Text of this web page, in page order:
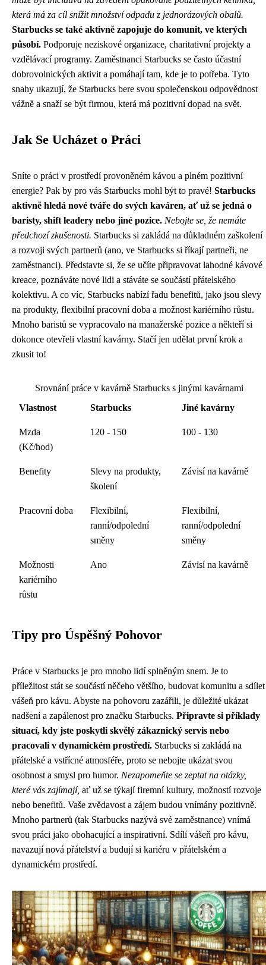
která má za cíl snížit množství odpadu z jednorázových obalů.
Starbucks se také aktivně zapojuje do komunit, ve kterých
působí. Podporuje neziskové organizace, charitativní projekty a
vzdělávací programy. Zaměstnanci Starbucks se často účastní
dobrovolnických aktivit a pomáhají tam, kde je to potřeba. Tyto
snahy ukazují, že Starbucks bere svou společenskou odpovědnost
vážně a snaží se být firmou, která má pozitivní dopad na svět.
Jak Se Ucházet o Práci
Sníte o práci v prostředí provoněném kávou a plném pozitivní
energie? Pak by pro vás Starbucks mohl být to pravé! Starbucks
aktivně hledá nové tváře do svých kaváren, ať už se jedná o
baristy, shift leadery nebo jiné pozice. Nebojte se, že nemáte
předchozí zkušenosti. Starbucks si zakládá na důkladném zaškolení
a rozvoji svých partnerů (ano, ve Starbucks si říkají partneři, ne
zaměstnanci). Představte si, že se učíte připravovat lahodné kávové
kreace, poznáváte nové lidi a stáváte se součástí přátelského
kolektivu. A co víc, Starbucks nabízí řadu benefitů, jako jsou slevy
na produkty, flexibilní pracovní doba a možnost kariérního růstu.
Mnoho baristů se vypracovalo na manažerské pozice a někteří si
dokonce otevřeli vlastní kavárny. Stačí jen udělat první krok a
zkusit to!
Srovnání práce v kavárně Starbucks s jinými kavárnami
Vlastnost
Starbucks Jiné kavárny
Mzda
(Kč/hod)
120 - 150 100 - 130
Benefity
Slevy na produkty,
školení
Závisí na kavárně
Pracovní doba
Flexibilní,
ranní/odpolední
směny
Flexibilní,
ranní/odpolední
směny
Možnosti
kariérního
růstu
Ano Závisí na kavárně
Tipy pro Úspěšný Pohovor
Práce v Starbucks je pro mnoho lidí splněným snem. Je to
příležitost stát se součástí něčeho většího, budovat komunitu a sdílet
vášeň pro kávu. Abyste na pohovoru zazářili, je důležité ukázat
nadšení a zapálenost pro značku Starbucks. Připravte si příklady
situací, kdy jste poskytli skvělý zákaznický servis nebo
pracovali v dynamickém prostředí. Starbucks si zakládá na
přátelské a vstřícné atmosféře, proto se nebojte ukázat svou
osobnost a smysl pro humor. Nezapomeňte se zeptat na otázky,
které vás zajímají, ať už se týkají firemní kultury, možností rozvoje
nebo benefitů. Vaše zvědavost a zájem budou vnímány pozitivně.
Mnoho partnerů (tak Starbucks nazývá své zaměstnance) vnímá
svou práci jako obohacující a inspirativní. Sdílí vášeň pro kávu,
navazují nová přátelství a budují si kariéru v přátelském a
dynamickém prostředí.